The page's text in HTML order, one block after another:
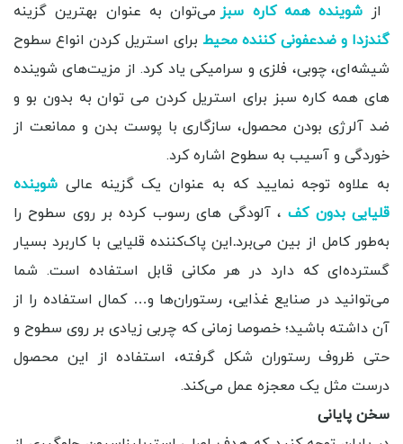
از شوینده همه کاره سبز می‌توان به عنوان بهترین گزینه
گندزدا و ضدعفونی کننده محیط برای استریل کردن انواع سطوح
شیشه‌ای، چوبی، فلزی و سرامیکی یاد کرد. از مزیت‌های شوینده
های همه کاره سبز برای استریل کردن می توان به بدون بو و
ضد آلرژی بودن محصول، سازگاری با پوست بدن و ممانعت از
خوردگی و آسیب به سطوح اشاره کرد.
به علاوه توجه نمایید که به عنوان یک گزینه عالی شوینده
قلیایی بدون کف، آلودگی های رسوب کرده بر روی سطوح را
به‌طور کامل از بین می‌برد.این پاک‌کننده قلیایی با کاربرد بسیار
گسترده‌ای که دارد در هر مکانی قابل استفاده است. شما
می‌توانید در صنایع غذایی، رستوران‌ها و… کمال استفاده را از
آن داشته باشید؛ خصوصا زمانی که چربی زیادی بر روی سطوح و
حتی ظروف رستوران شکل گرفته، استفاده از این محصول
درست مثل یک معجزه عمل می‌کند.
سخن پایانی